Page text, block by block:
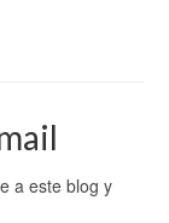
a este blog y